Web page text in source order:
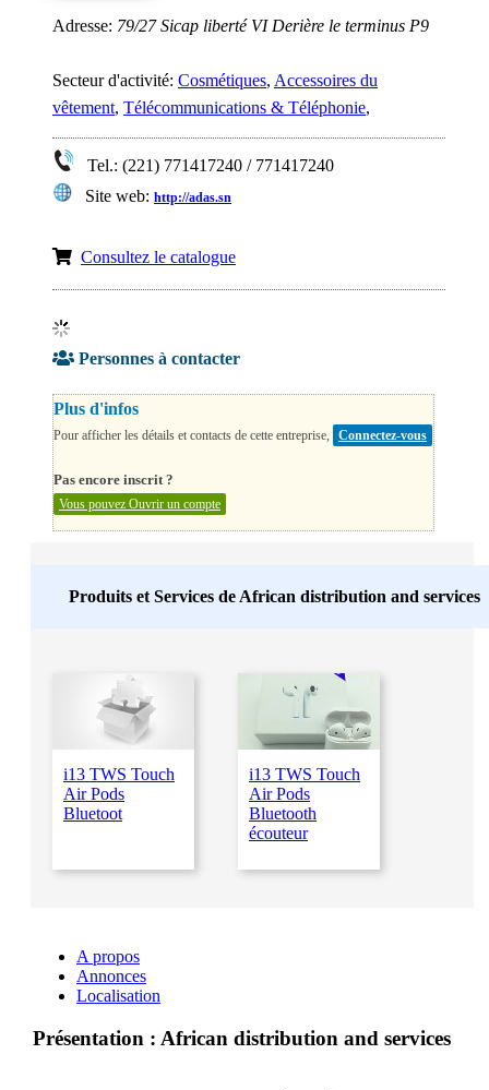
Adresse: 79/27 Sicap liberté VI Derière le terminus P9
Secteur d'activité: Cosmétiques, Accessoires du
vêtement, Télécommunications & Téléphonie,
Tel.: (221) 771417240 / 771417240
Site web: http://adas.sn
Consultez le catalogue
Personnes à contacter
Plus d'infos
Pour afficher les détails et contacts de cette entreprise, Connectez-vous
Pas encore inscrit ?
Vous pouvez Ouvrir un compte
Produits et Services de African distribution and services
i13 TWS Touch
Air Pods
Bluetoot
i13 TWS Touch
Air Pods
Bluetooth
écouteur
A propos
Annonces
Localisation
Présentation : African distribution and services